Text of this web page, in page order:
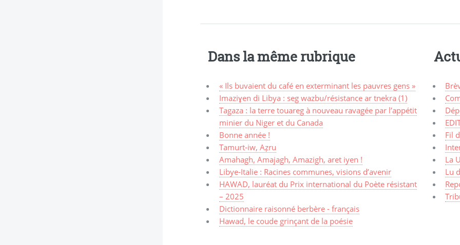
Dans la même rubrique
« Ils buvaient du café en exterminant les pauvres gens »
Imaziɣen di Libya : seg wazbu/résistance ar tnekra (1)
Tagaza : la terre touareg à nouveau ravagée par l’appétit
minier du Niger et du Canada
Bonne année !
Tamurt-iw, Aẓru
Amahagh, Amajagh, Amazigh, aret iyen !
Libye-Italie : Racines communes, visions d’avenir
HAWAD, lauréat du Prix international du Poète résistant
– 2025
Dictionnaire raisonné berbère - français
Hawad, le coude grinçant de la poésie
Fil
La
Lu